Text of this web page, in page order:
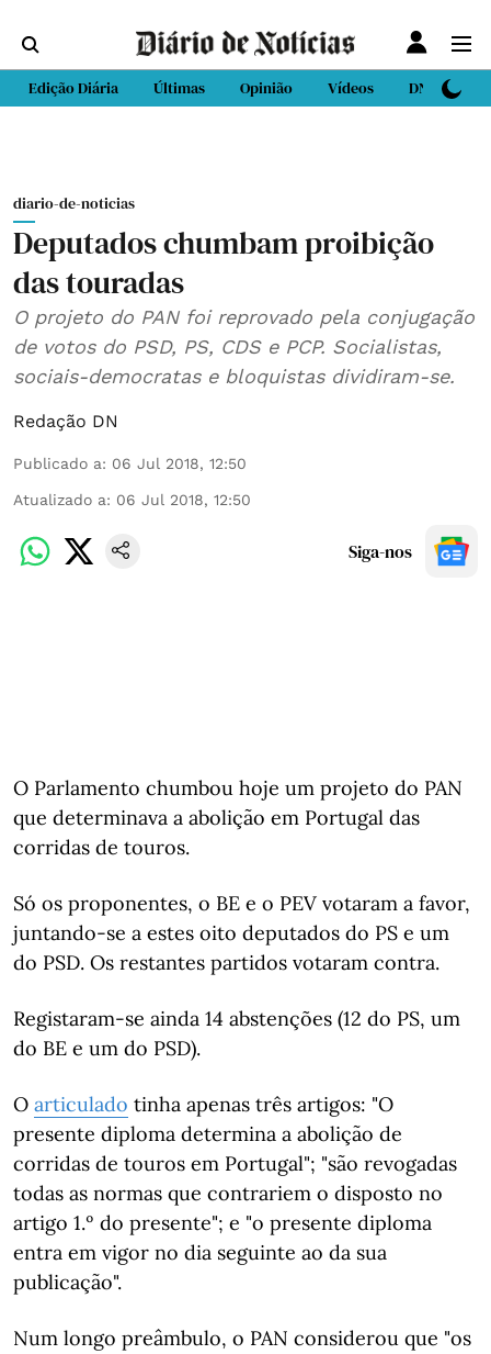
Edição Diária Últimas Opinião Vídeos DN Sport
diario-de-noticias
Deputados chumbam proibição
das touradas
O projeto do PAN foi reprovado pela conjugação
de votos do PSD, PS, CDS e PCP. Socialistas,
sociais-democratas e bloquistas dividiram-se.
Redação DN
Publicado a: 06 Jul 2018, 12:50
Atualizado a: 06 Jul 2018, 12:50
Siga-nos
O Parlamento chumbou hoje um projeto do PAN
que determinava a abolição em Portugal das
corridas de touros.
Só os proponentes, o BE e o PEV votaram a favor,
juntando-se a estes oito deputados do PS e um
do PSD. Os restantes partidos votaram contra.
Registaram-se ainda 14 abstenções (12 do PS, um
do BE e um do PSD).
O articulado tinha apenas três artigos: "O
presente diploma determina a abolição de
corridas de touros em Portugal"; "são revogadas
todas as normas que contrariem o disposto no
artigo 1.º do presente"; e "o presente diploma
entra em vigor no dia seguinte ao da sua
publicação".
Num longo preâmbulo, o PAN considerou que "os